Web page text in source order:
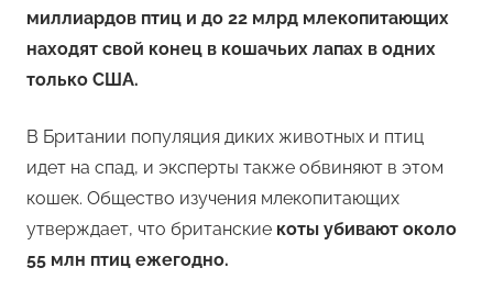
миллиардов птиц и до 22 млрд млекопитающих
находят свой конец в кошачьих лапах в одних
только США.
В Британии популяция диких животных и птиц
идет на спад, и эксперты также обвиняют в этом
кошек. Общество изучения млекопитающих
утверждает, что британские коты убивают около
55 млн птиц ежегодно.